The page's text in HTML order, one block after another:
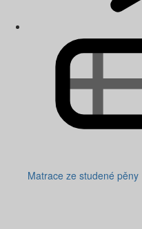
Matrace ze studené pěny